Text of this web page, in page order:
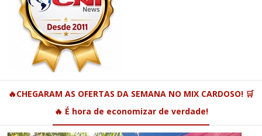
🔥CHEGARAM AS OFERTAS DA SEMANA NO MIX CARDOSO! 🛒
🔥 É hora de economizar de verdade!